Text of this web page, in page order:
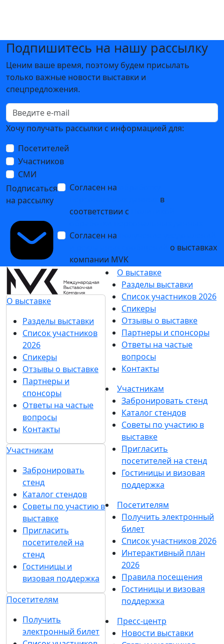
Подпишитесь на нашу рассылку
Ценим ваше время, поэтому будем присылать
только важные новости выставки и
спецпредложения.
Хочу получать рассылки с информацией для:
Посетителей
Участников
СМИ
Подписаться
на рассылку
Согласен на
в
соответствии с
Согласен на
о выставках
компании MVK
О выставке
Разделы выставки
Список участников
2026
Спикеры
Отзывы о выставке
Партнеры и
спонсоры
Ответы на частые
вопросы
Контакты
Участникам
Забронировать
стенд
Каталог стендов
Советы по участию в
выставке
Пригласить
посетителей на
стенд
Гостиницы и
визовая поддержка
Посетителям
Получить
электронный билет
О выставке
Разделы выставки
Список участников 2026
Спикеры
Отзывы о выставке
Партнеры и спонсоры
Ответы на частые
вопросы
Контакты
Участникам
Забронировать стенд
Каталог стендов
Советы по участию в
выставке
Пригласить
посетителей на стенд
Гостиницы и визовая
поддержка
Посетителям
Получить электронный
билет
Список участников 2026
Интерактивный план
2026
Правила посещения
Гостиницы и визовая
поддержка
Пресс-центр
Новости выставки